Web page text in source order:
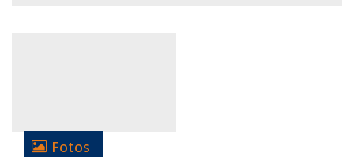
Fotos